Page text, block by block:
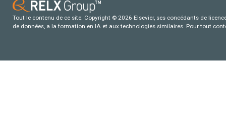
Tout le contenu de ce site: Copyright © 2026 Elsevier, ses concédants de
de données, a la formation en IA et aux technologies similaires. Pour tout